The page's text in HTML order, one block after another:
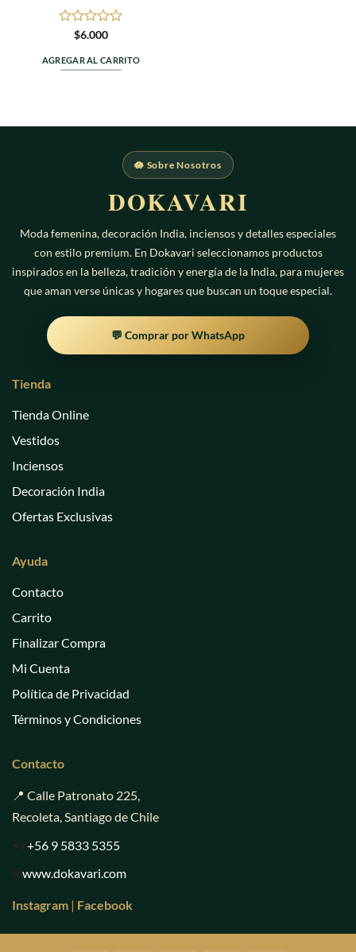
Valorado
0
de
$6.000
AGREGAR AL CARRITO
🪷 Sobre Nosotros
DOKAVARI
Moda femenina, decoración India, inciensos y detalles especiales
con estilo premium. En Dokavari seleccionamos productos
inspirados en la belleza, tradición y energía de la India, para mujeres
que aman verse únicas y hogares que buscan un toque especial.
💬 Comprar por WhatsApp
Tienda
Tienda Online
Vestidos
Inciensos
Decoración India
Ofertas Exclusivas
Ayuda
Contacto
Carrito
Finalizar Compra
Mi Cuenta
Política de Privacidad
Términos y Condiciones
Contacto
📍 Calle Patronato 225,
Recoleta, Santiago de Chile
📲 +56 9 5833 5355
🌐www.dokavari.com
Instagram | Facebook